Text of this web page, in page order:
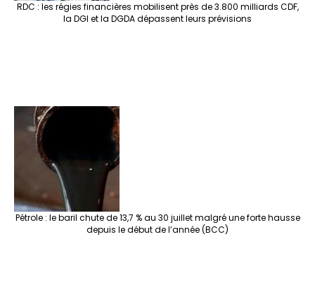
RDC : les régies financières mobilisent près de 3.800 milliards CDF,
la DGI et la DGDA dépassent leurs prévisions
Pétrole : le baril chute de 13,7 % au 30 juillet malgré une forte hausse
depuis le début de l’année (BCC)